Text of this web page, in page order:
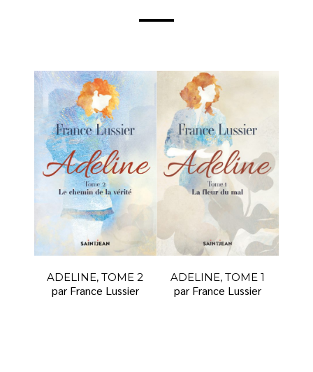
ADELINE, TOME 2
par France Lussier
ADELINE, TOME 1
par France Lussier